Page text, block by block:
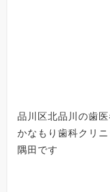
品川区北品川の歯医
かなもり歯科クリ
隅田です